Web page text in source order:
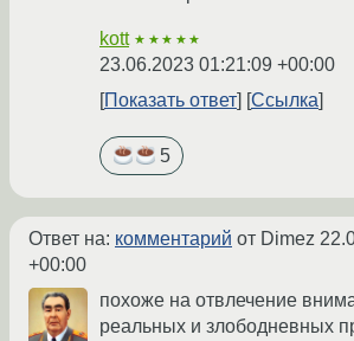
kott ★★★★★
23.06.2023 01:21:09 +00:00
Показать ответ
Ссылка
5
Ответ на: комментарий от Dimez
+00:00
похоже на отвлечение
реальных и злободневных